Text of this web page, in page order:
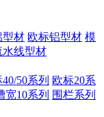
型材 欧标铝型材 模
水线型材
50系列 欧标20系
宽10系列 围栏系列